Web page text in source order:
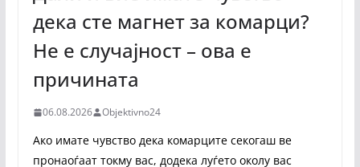
дека сте магнет за комарци?
Не е случајност – ова е
причината
06.08.2026 Objektivno24
Ако имате чувство дека комарците секогаш ве
пронаоѓаат токму вас, додека луѓето околу вас